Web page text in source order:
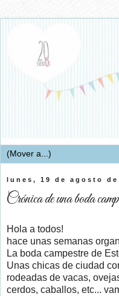
lunes, 19 de agosto de
Crónica de una boda
Hola a todos!
hace unas semanas
La boda campestre de
Unas chicas de ciudad
rodeadas de vacas,
cerdos, caballos, etc...